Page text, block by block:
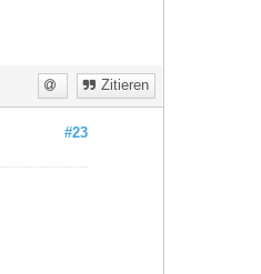
Zitieren
#23